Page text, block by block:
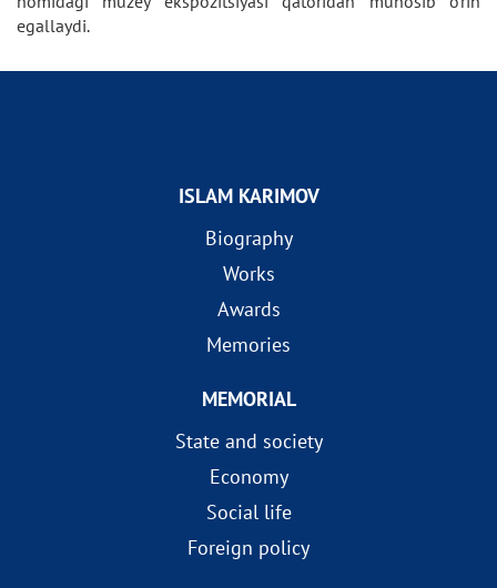
egallaydi.
ISLAM KARIMOV
Biography
Works
Awards
Memories
MEMORIAL
State and society
Economy
Social life
Foreign policy